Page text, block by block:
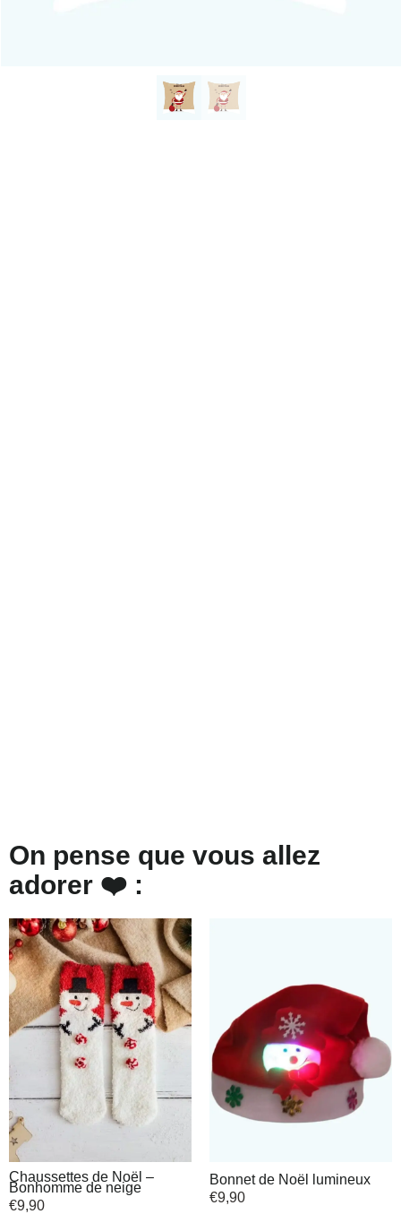
On pense que vous allez
adorer ❤️ :
Chaussettes de Noël –
Bonhomme de neige
€9,90
Bonnet de Noël lumineux
€9,90